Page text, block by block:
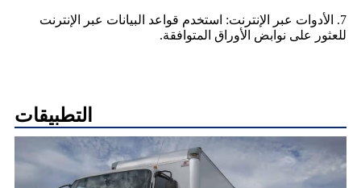
7. الأدوات عبر الإنترنت: استخدم قواعد البيانات عبر الإنترنت
للعثور على نوابض الأوراق المتوافقة.
التطبيقات